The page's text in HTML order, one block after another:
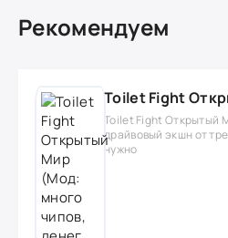
Рекомендуем
Toilet Fight Открытый
драйвовый экшн от
нужно